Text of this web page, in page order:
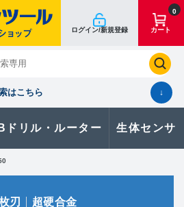
ログイン/新規登録
0
カート
はこちら ↓
ドリル・ルーター 生体センサ
イックオーダー 購入履歴
お問い合わせはこちら
刃 超硬合金
寸法単位 [mm]
寸法単位 [mm]